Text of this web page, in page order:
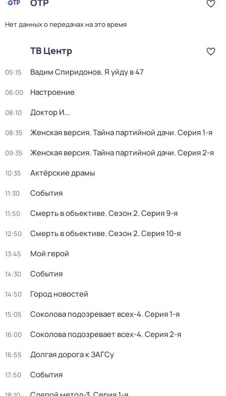
ОТР
Нет данных о передачах на это время
ТВ Центр
05:15 Вадим Спиридонов. Я уйду в 47
06:00 Настроение
08:10 Доктор И...
08:35 Женская версия. Тайна партийной дачи. Серия 1-я
09:35 Женская версия. Тайна партийной дачи. Серия 2-я
10:35 Актёрские драмы
11:30 События
11:50 Смерть в объективе. Сезон 2. Серия 9-я
12:50 Смерть в объективе. Сезон 2. Серия 10-я
13:45 Мой герой
14:30 События
14:50 Город новостей
15:05 Соколова подозревает всех-4. Серия 1-я
16:00 Соколова подозревает всех-4. Серия 2-я
16:55 Долгая дорога к ЗАГСу
17:50 События